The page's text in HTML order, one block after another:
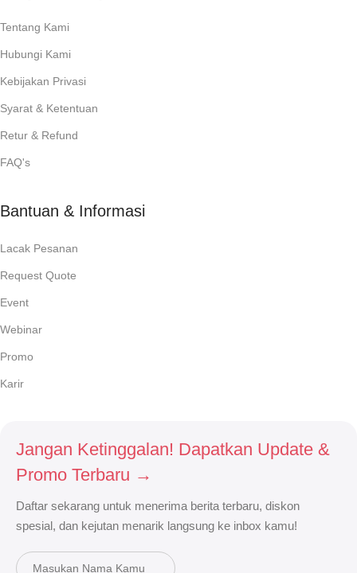
Tentang Kami
Hubungi Kami
Kebijakan Privasi
Syarat & Ketentuan
Retur & Refund
FAQ's
Bantuan & Informasi
Lacak Pesanan
Request Quote
Event
Webinar
Promo
Karir
Jangan Ketinggalan! Dapatkan Update &
Promo Terbaru →
Daftar sekarang untuk menerima berita terbaru, diskon
spesial, dan kejutan menarik langsung ke inbox kamu!